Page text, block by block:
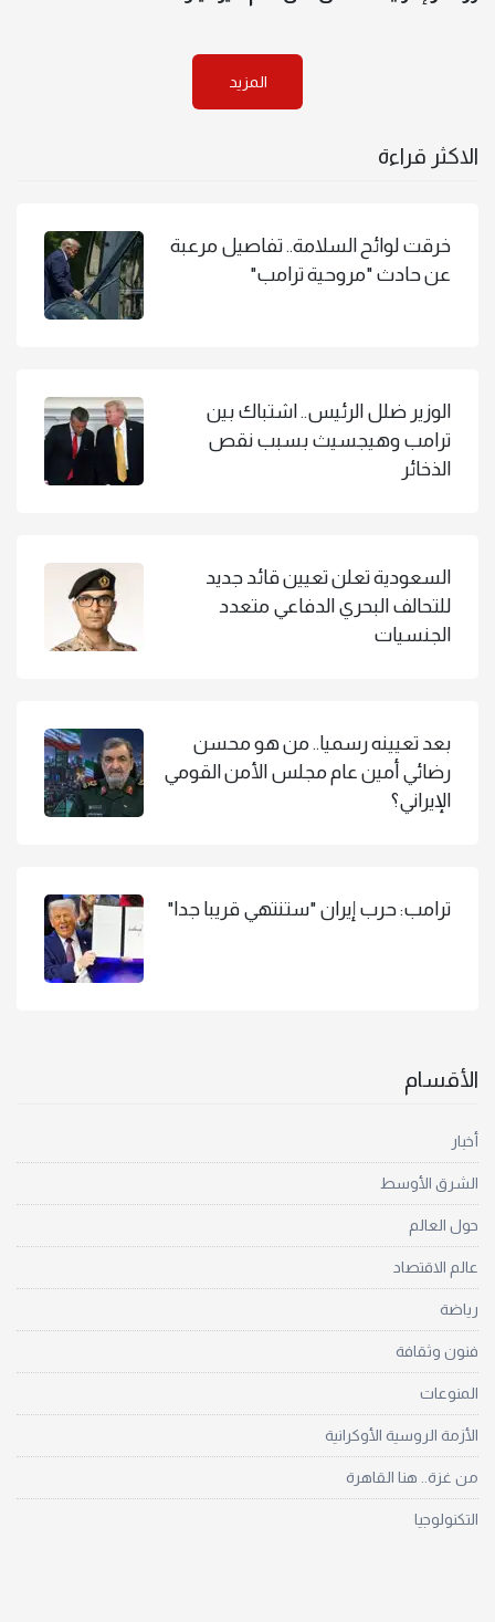
المزيد
الاكثر قراءة
خرقت لوائح السلامة.. تفاصيل مرعبة
عن حادث "مروحية ترامب"
الوزير ضلل الرئيس.. اشتباك بين
ترامب وهيجسيث بسبب نقص
الذخائر
السعودية تعلن تعيين قائد جديد
للتحالف البحري الدفاعي متعدد
الجنسيات
بعد تعيينه رسميا.. من هو محسن
رضائي أمين عام مجلس الأمن القومي
الإيراني؟
ترامب: حرب إيران "ستنتهي قريبا جدا"
الأقسام
أخبار
الشرق الأوسط
حول العالم
عالم الاقتصاد
رياضة
فنون وثقافة
المنوعات
الأزمة الروسية الأوكرانية
من غزة.. هنا القاهرة
التكنولوجيا